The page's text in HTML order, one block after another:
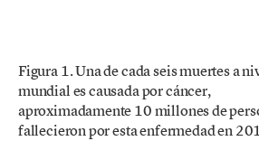
Figura 1. Una de cada seis muertes a
mundial es causada por cáncer,
aproximadamente 10 millones de
fallecieron por esta enfermedad en